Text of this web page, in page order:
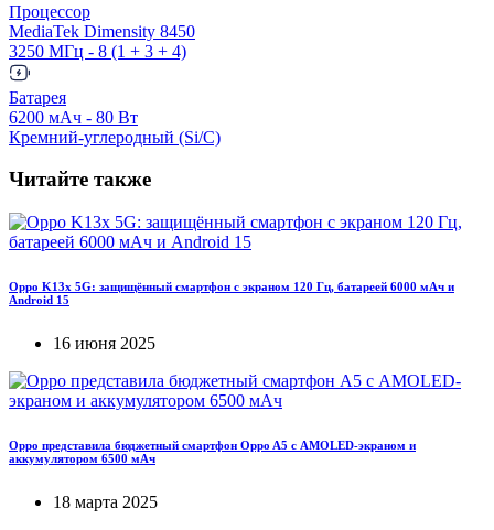
Процессор
MediaTek Dimensity 8450
3250 МГц - 8 (1 + 3 + 4)
Батарея
6200 мАч - 80 Вт
Кремний-углеродный (Si/C)
Читайте также
Oppo K13x 5G: защищённый смартфон с экраном 120 Гц, батареей 6000 мАч и
Android 15
16 июня 2025
Oppo представила бюджетный смартфон Oppo A5 с AMOLED-экраном и
аккумулятором 6500 мАч
18 марта 2025